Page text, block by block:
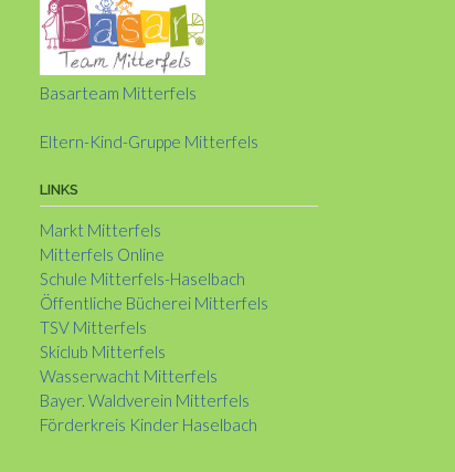
Basarteam Mitterfels
Eltern-Kind-Gruppe Mitterfels
LINKS
Markt Mitterfels
Mitterfels Online
Schule Mitterfels-Haselbach
Öffentliche Bücherei Mitterfels
TSV Mitterfels
Skiclub Mitterfels
Wasserwacht Mitterfels
Bayer. Waldverein Mitterfels
Förderkreis Kinder Haselbach